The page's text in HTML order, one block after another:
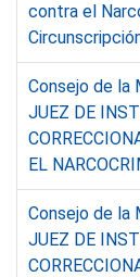
contra el
Consejo de la
JUEZ DE
EL
Consejo de la
JUEZ DE